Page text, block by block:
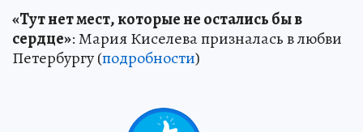
«Тут нет мест, которые не остались бы в
сердце»: Мария Киселева призналась в любви
Петербургу (подробности)